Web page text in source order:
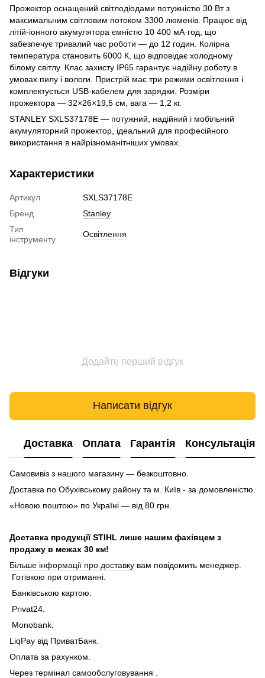
Прожектор оснащений світлодіодами потужністю 30 Вт з
максимальним світловим потоком 3300 люменів. Працює від
літій-іонного акумулятора ємністю 10 400 мА·год, що
забезпечує тривалий час роботи — до 12 годин. Колірна
температура становить 6000 К, що відповідає холодному
білому світлу. Клас захисту IP65 гарантує надійну роботу в
умовах пилу і вологи. Пристрій має три режими освітлення і
комплектується USB-кабелем для зарядки. Розміри
прожектора — 32×26×19,5 см, вага — 1,2 кг.
STANLEY SXLS37178E — потужний, надійний і мобільний
акумуляторний прожектор, ідеальний для професійного
використання в найрізноманітніших умовах.
Характеристики
Артикул
SXLS37178E
Бренд
Stanley
Тип
інструменту
Освітлення
Відгуки
Додайте перший відгук
Написати відгук
Доставка Оплата Гарантія Консультація
Самовивіз з нашого магазину — безкоштовно.
Доставка по Обухівському району та м. Київ - за домовленістю.
«Новою поштою» по Україні — від 80 грн.
Доставка продукції STIHL лише нашим фахівцем з
продажу в межах 30 км!
Більше інформації про доставку вам повідомить менеджер.
Готівкою при отриманні.
Банківською картою.
Privat24.
Monobank.
LiqPay від ПриватБанк.
Оплата за рахунком.
Через термінал самообслуговування .